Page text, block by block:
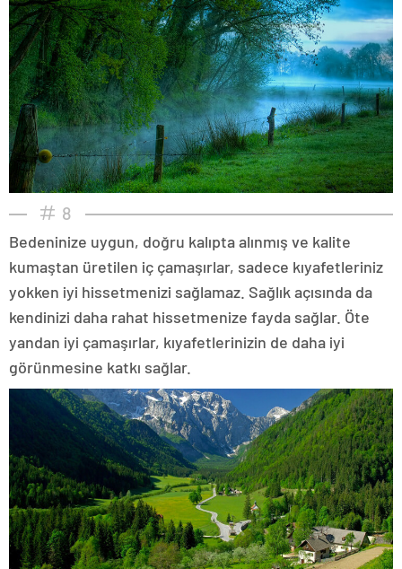
8
Bedeninize uygun, doğru kalıpta alınmış ve kalite
kumaştan üretilen iç çamaşırlar, sadece kıyafetleriniz
yokken iyi hissetmenizi sağlamaz. Sağlık açısında da
kendinizi daha rahat hissetmenize fayda sağlar. Öte
yandan iyi çamaşırlar, kıyafetlerinizin de daha iyi
görünmesine katkı sağlar.